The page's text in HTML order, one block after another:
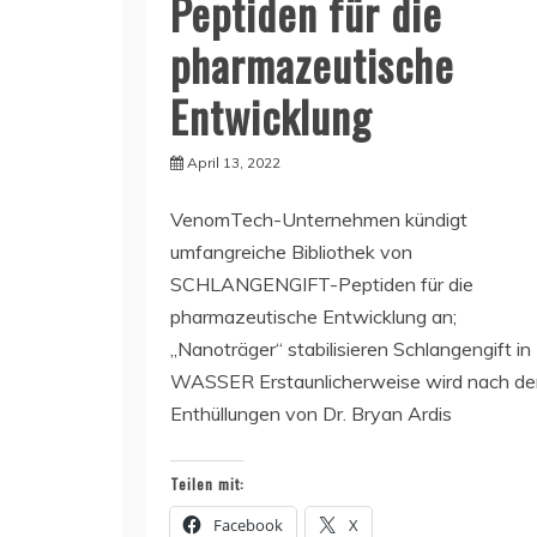
pharmazeutische
Entwicklung
April 13, 2022
VenomTech-Unternehmen kündigt
umfangreiche Bibliothek von
SCHLANGENGIFT-Peptiden für die
pharmazeutische Entwicklung an;
„Nanoträger“ stabilisieren Schlangengift in
WASSER Erstaunlicherweise wird nach
Enthüllungen von Dr. Bryan Ardis
Teilen mit:
Facebook X